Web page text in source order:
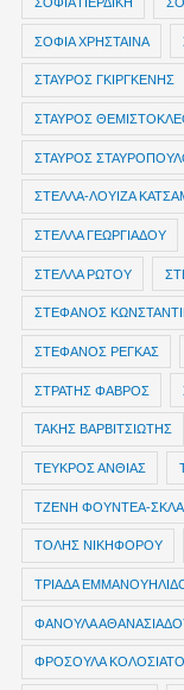
ΣΟΦΙΑ ΧΡΗΣΤΑΙΝΑ
ΣΤΑΥΡΟΣ ΓΚΙΡΓΚΕΝΗΣ
ΣΤΑΥΡΟΣ
ΣΤΑΥΡΟΣ
ΣΤΕΛΛΑ-ΛΟΥΙΖΑ
ΣΤΕΛΛΑ ΓΕΩΡΓΙΑΔΟΥ
ΣΤΕΛΛΑ ΡΩΤΟΥ
ΣΤΕΦΑΝΟΣ
ΣΤΕΦΑΝΟΣ ΡΕΓΚΑΣ
ΣΤΡΑΤΗΣ ΦΑΒΡΟΣ
ΤΑΚΗΣ ΒΑΡΒΙΤΣΙΩΤΗΣ
ΤΕΥΚΡΟΣ ΑΝΘΙΑΣ
ΤΖΕΝΗ ΦΟΥΝΤΕΑ-
ΤΟΛΗΣ ΝΙΚΗΦΟΡΟΥ
ΤΡΙΑΔΑ
ΦΑΝΟΥΛΑ
ΦΡΟΣΟΥΛΑ